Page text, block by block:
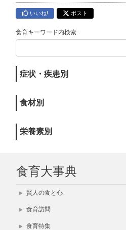
いいね! ポスト
食育キーワード内検索:
症状・疾患別
食材別
栄養素別
食育大事典
賢人の食と心
食育訪問
食育特集